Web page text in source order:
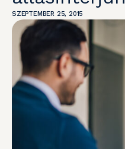
SZEPTEMBER 25, 2015